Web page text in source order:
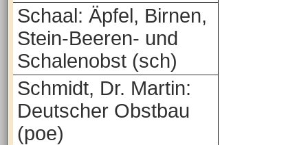
Schaal: Äpfel, Birnen,
Stein-Beeren- und
Schalenobst (sch)
Schmidt, Dr. Martin:
Deutscher Obstbau
(poe)